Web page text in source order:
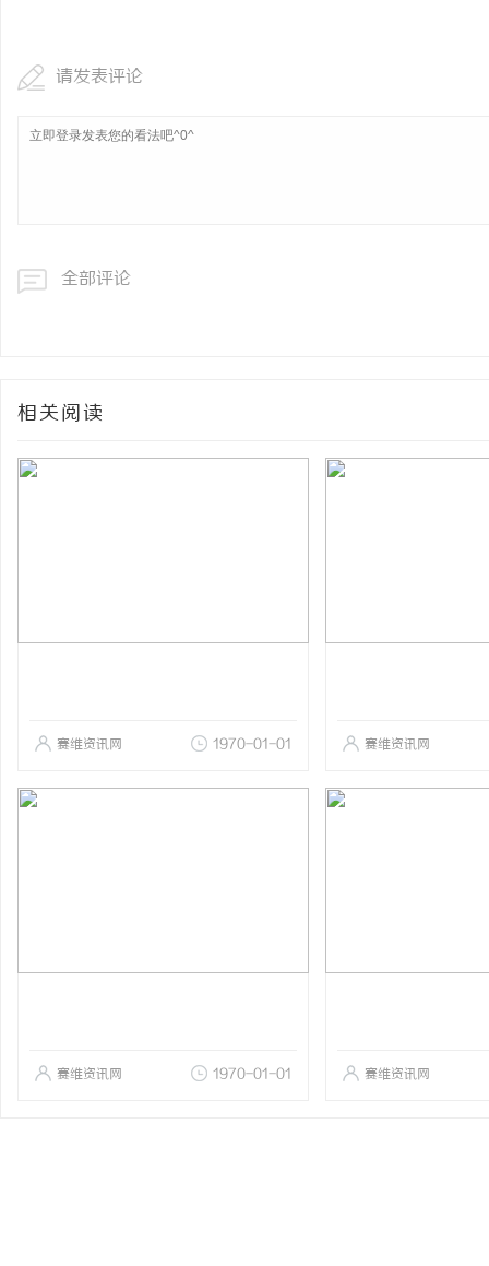
请发表评论
全部评论
相关阅读
赛维资讯网 1970-01-01 赛维资讯网
赛维资讯网 1970-01-01 赛维资讯网